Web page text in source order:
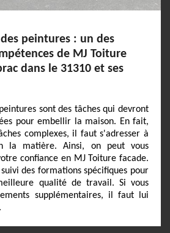
peintures : un des
de MJ Toiture
dans le 31310 et ses
sont des tâches qui devront
pour embellir la maison. En fait,
complexes, il faut s'adresser à
la matière. Ainsi, on peut vous
confiance en MJ Toiture facade.
des formations spécifiques pour
qualité de travail. Si vous
supplémentaires, il faut lui